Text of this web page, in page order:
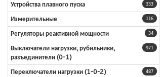
333
Устройства плавного пуска
116
Измерительные
34
Регуляторы реактивной мощности
971
Выключатели нагрузки, рубильники,
разъединители (0-1)
487
Переключатели нагрузки (1-0-2)